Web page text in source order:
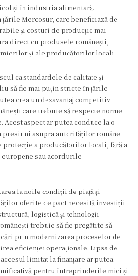
și în industria alimentară.
Mercosur, care beneficiază de
și costuri de producție mai
direct cu produsele românești,
și ale producătorilor locali.
ca standardele de calitate și
să fie mai puțin stricte în țările
crea un dezavantaj competitiv
care trebuie să respecte norme
Acest aspect ar putea conduce la o
presiuni asupra autorităților române
protecție a producătorilor locali, fără a
sau acordurile
la noile condiții de piață și
oferite de pact necesită investiții
logistică și tehnologii
trebuie să fie pregătite să
prin modernizarea proceselor de
eficienței operaționale. Lipsa de
limitat la finanțare ar putea
pentru întreprinderile mici și